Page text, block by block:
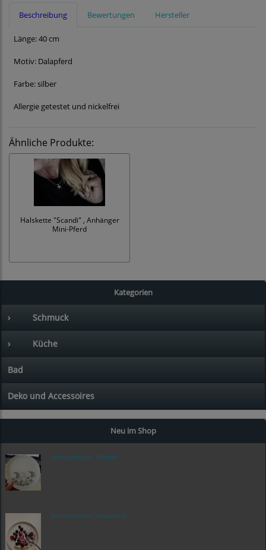
Kategorien
› Schmuck
› Küche
Bad
Deko und Accessoires
Neu im Shop
Porzellanteller "Rentier"
Porzellanteller "Dalapferd"
Beschreibung Bewertungen Hersteller
Länge: 40 cm
Motiv: Dalapferd
Farbe: silber
Allergie getestet und nickelfrei
Ähnliche Produkte:
Halskette "Scandi" , Anhänger
Mini-Pferd